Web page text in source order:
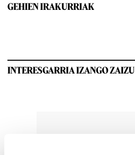
GEHIEN IRAKURRIAK
INTERESGARRIA IZANGO ZAIZU